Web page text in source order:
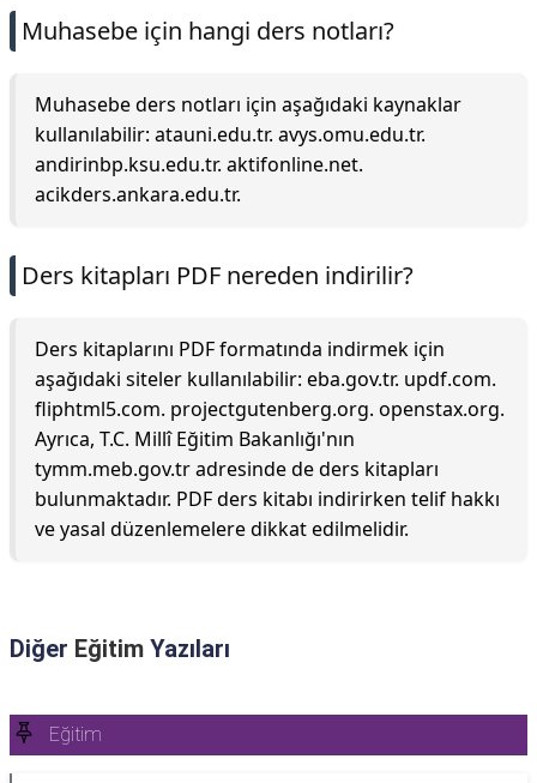
Muhasebe için hangi ders notları?
Muhasebe ders notları için aşağıdaki kaynaklar
kullanılabilir: atauni.edu.tr. avys.omu.edu.tr.
andirinbp.ksu.edu.tr. aktifonline.net.
acikders.ankara.edu.tr.
Ders kitapları PDF nereden indirilir?
Ders kitaplarını PDF formatında indirmek için
aşağıdaki siteler kullanılabilir: eba.gov.tr. updf.com.
fliphtml5.com. projectgutenberg.org. openstax.org.
Ayrıca, T.C. Millî Eğitim Bakanlığı'nın
tymm.meb.gov.tr adresinde de ders kitapları
bulunmaktadır. PDF ders kitabı indirirken telif hakkı
ve yasal düzenlemelere dikkat edilmelidir.
Diğer Eğitim Yazıları
Eğitim